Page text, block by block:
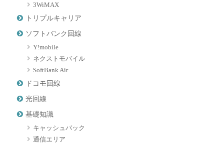
3WiMAX
トリプルキャリア
ソフトバンク回線
Y!mobile
ネクストモバイル
SoftBank Air
ドコモ回線
光回線
基礎知識
キャッシュバック
通信エリア